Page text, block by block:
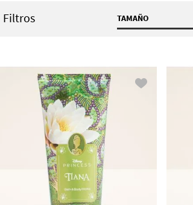
Filtros
TAMAÑO
8 fl oz / 236 mL
8 oz / 226 g